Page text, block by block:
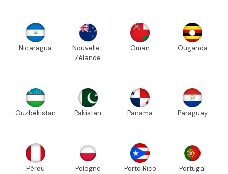
Nicaragua
Nouvelle-
Zélande
Oman Ouganda
Ouzbékistan Pakistan Panama Paraguay
Pérou Pologne Porto Rico Portugal